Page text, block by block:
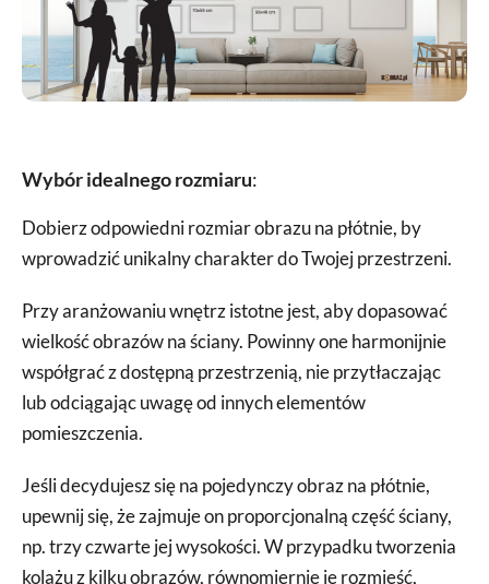
Wybór idealnego rozmiaru:
Dobierz odpowiedni rozmiar obrazu na płótnie, by
wprowadzić unikalny charakter do Twojej przestrzeni.
Przy aranżowaniu wnętrz istotne jest, aby dopasować
wielkość obrazów na ściany. Powinny one harmonijnie
współgrać z dostępną przestrzenią, nie przytłaczając
lub odciągając uwagę od innych elementów
pomieszczenia.
Jeśli decydujesz się na pojedynczy obraz na płótnie,
upewnij się, że zajmuje on proporcjonalną część ściany,
np. trzy czwarte jej wysokości. W przypadku tworzenia
kolażu z kilku obrazów, równomiernie je rozmieść,